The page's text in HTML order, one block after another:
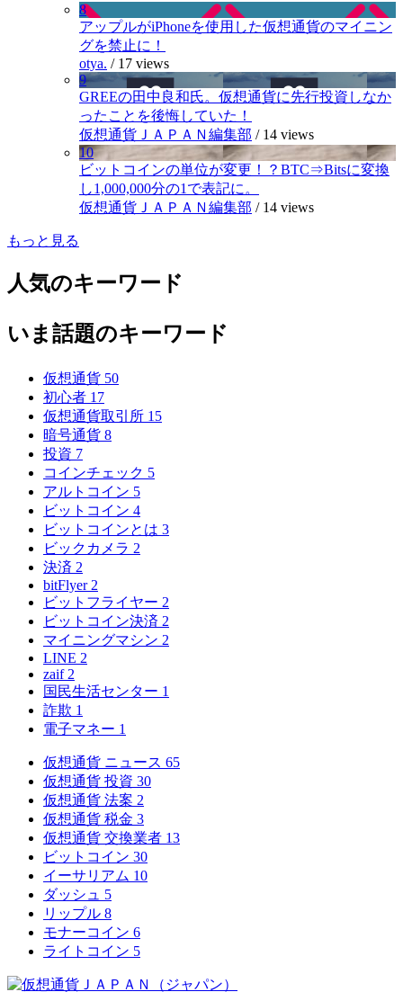
8
アップルがiPhoneを使用した仮想通貨のマイニン
グを禁止に！
otya. / 17 views
9
GREEの田中良和氏。仮想通貨に先行投資しなか
ったことを後悔していた！
仮想通貨ＪＡＰＡＮ編集部 / 14 views
10
ビットコインの単位が変更！？BTC⇒Bitsに変換
し1,000,000分の1で表記に。
仮想通貨ＪＡＰＡＮ編集部 / 14 views
もっと見る
人気のキーワード
いま話題のキーワード
仮想通貨 50
初心者 17
仮想通貨取引所 15
暗号通貨 8
投資 7
コインチェック 5
アルトコイン 5
ビットコイン 4
ビットコインとは 3
ビックカメラ 2
決済 2
bitFlyer 2
ビットフライヤー 2
ビットコイン決済 2
マイニングマシン 2
LINE 2
zaif 2
国民生活センター 1
詐欺 1
電子マネー 1
仮想通貨 ニュース 65
仮想通貨 投資 30
仮想通貨 法案 2
仮想通貨 税金 3
仮想通貨 交換業者 13
ビットコイン 30
イーサリアム 10
ダッシュ 5
リップル 8
モナーコイン 6
ライトコイン 5